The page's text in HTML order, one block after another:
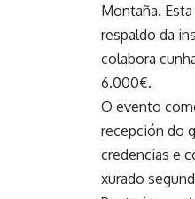
Montaña.
respaldo da
colabora
6.000€.
O evento
recepción do
credencias e
xurado